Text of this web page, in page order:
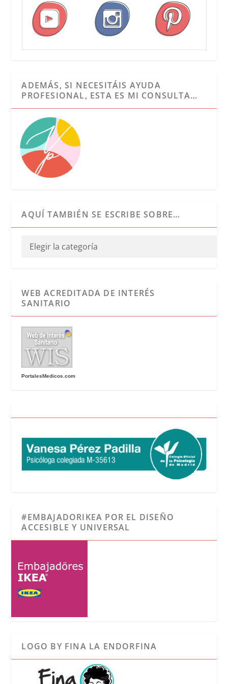
ADEMÁS, SI NECESITÁIS AYUDA
PROFESIONAL, ESTA ES MI CONSULTA…
AQUÍ TAMBIÉN SE ESCRIBE SOBRE…
WEB ACREDITADA DE INTERÉS
SANITARIO
PortalesMedicos.com
#EMBAJADORIKEA POR EL DISEÑO
ACCESIBLE Y UNIVERSAL
LOGO BY FINA LA ENDORFINA